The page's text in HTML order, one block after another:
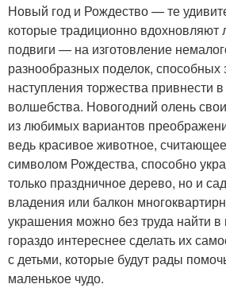
Новый год и Рождество — те
которые традиционно вдохновляют
подвиги — на изготовление
разнообразных поделок, способных
наступления торжества привнести
волшебства. Новогодний олень
из любимых вариантов
ведь красивое животное,
символом Рождества, способно
только праздничное дерево, но и
владения или балкон
украшения можно без труда найти в
гораздо интереснее сделать их
с детьми, которые будут рады
маленькое чудо.